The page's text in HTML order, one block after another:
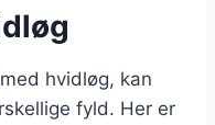
hvidløg, kan
fyld. Her er